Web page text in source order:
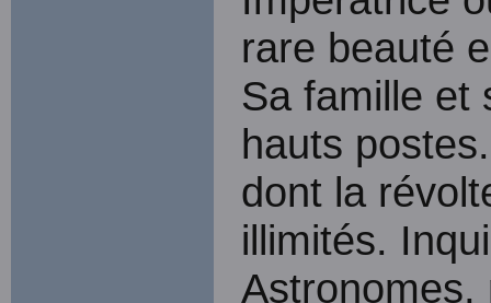
rare beauté
Sa famille et
hauts
dont la
illimités.
Astronomes,